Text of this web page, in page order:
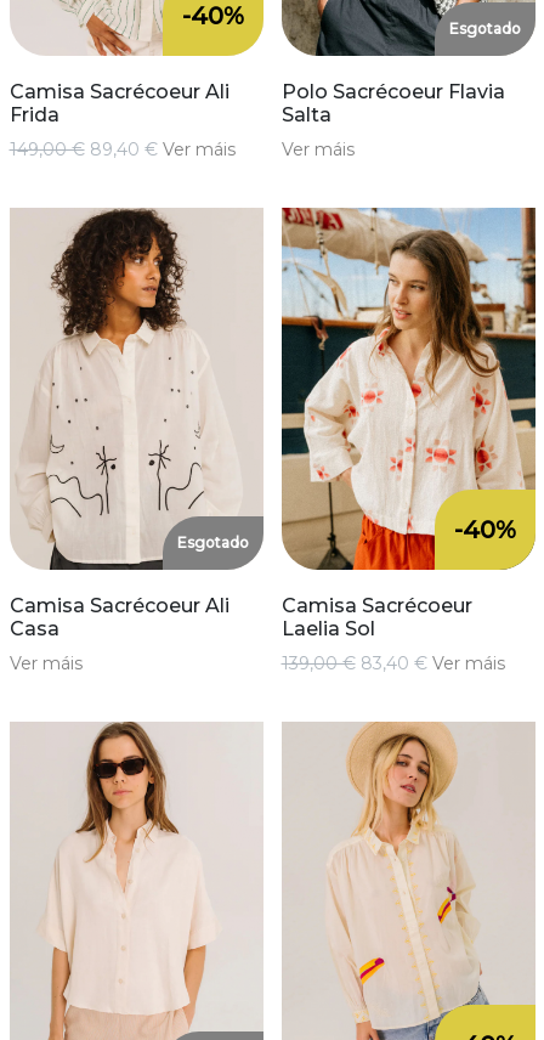
-40%
Camisa Sacrécoeur Ali
Frida
149,00 € 89,40 € Ver máis
Esgotado
Polo Sacrécoeur Flavia
Salta
Ver máis
Esgotado
Camisa Sacrécoeur Ali
Casa
Ver máis
-40%
Camisa Sacrécoeur
Laelia Sol
139,00 € 83,40 € Ver máis